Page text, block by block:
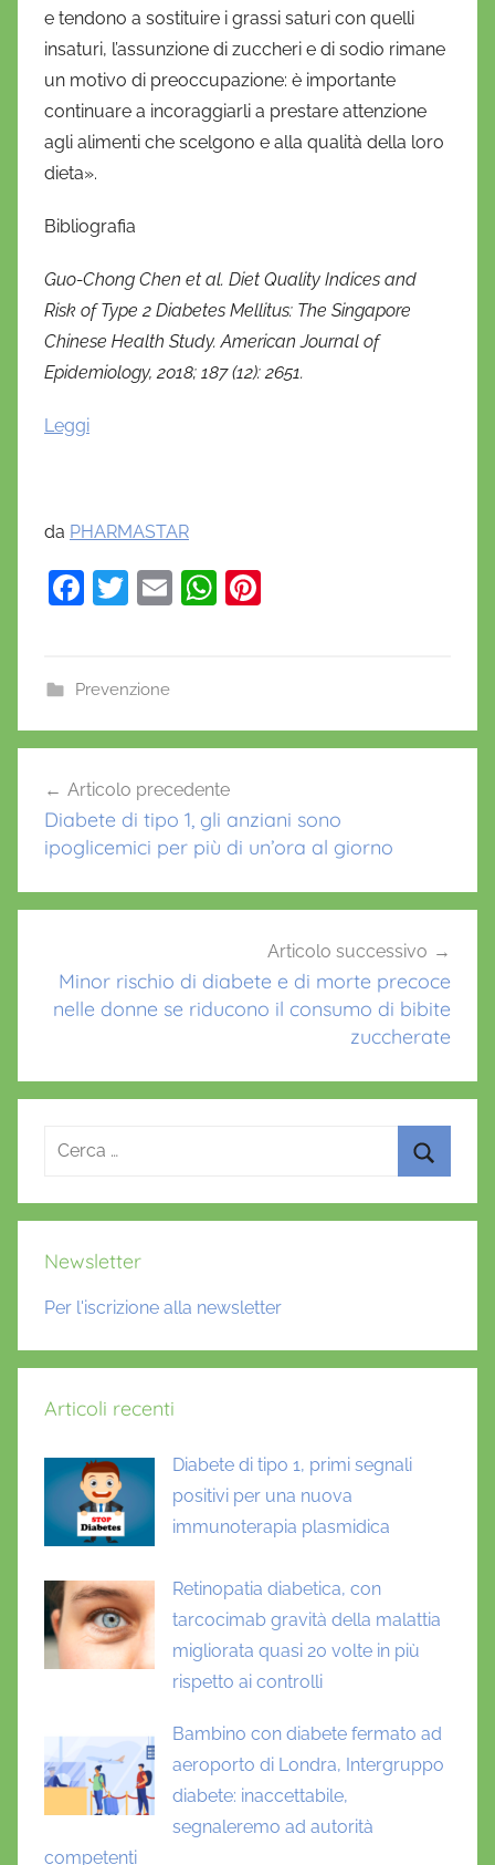
e tendono a sostituire i grassi saturi con quelli
insaturi, l’assunzione di zuccheri e di sodio rimane
un motivo di preoccupazione: è importante
continuare a incoraggiarli a prestare attenzione
agli alimenti che scelgono e alla qualità della loro
dieta».
Bibliografia
Guo-Chong Chen et al. Diet Quality Indices and
Risk of Type 2 Diabetes Mellitus: The Singapore
Chinese Health Study. American Journal of
Epidemiology, 2018; 187 (12): 2651.
Leggi
da PHARMASTAR
F
e
b
o
k
T
er
E
W
A
p
st
Prevenzione
articoli
Articolo precedente
Diabete di tipo 1, gli anziani sono
ipoglicemici per più di un’ora al giorno
Articolo successivo
Minor rischio di diabete e di morte precoce
nelle donne se riducono il consumo di bibite
zuccherate
Ricerca
Newsletter
Per l'iscrizione alla newsletter
Articoli recenti
Diabete di tipo 1, primi segnali
positivi per una nuova
immunoterapia plasmidica
Retinopatia diabetica, con
tarcocimab gravità della malattia
migliorata quasi 20 volte in più
rispetto ai controlli
Bambino con diabete fermato ad
aeroporto di Londra, Intergruppo
diabete: inaccettabile,
segnaleremo ad autorità
competenti